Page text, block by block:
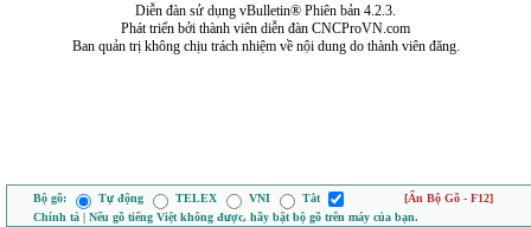
Diễn đàn sử dụng vBulletin® Phiên bản 4.2.3.
Phát triển bởi thành viên diễn đàn CNCProVN.com
Ban quản trị không chịu trách nhiệm về nội dung do thành viên đăng.
Bộ gõ: Tự động TELEX VNI Tắt
[Ẩn Bộ Gõ - F12]
Chính tả | Nếu gõ tiếng Việt không được, hãy bật bộ gõ trên máy của bạn.